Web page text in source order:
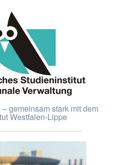
gemeinsam stark mit dem
Westfalen-Lippe